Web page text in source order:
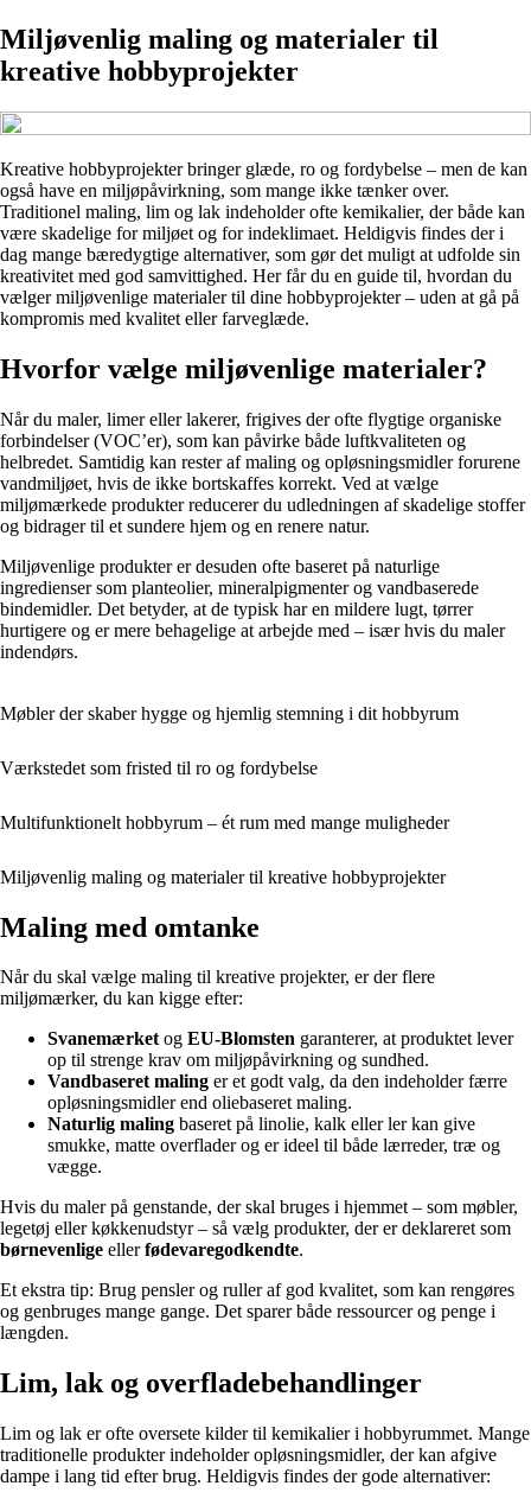
Miljøvenlig maling og materialer til
kreative hobbyprojekter
Kreative hobbyprojekter bringer glæde, ro og fordybelse – men de kan
også have en miljøpåvirkning, som mange ikke tænker over.
Traditionel maling, lim og lak indeholder ofte kemikalier, der både kan
være skadelige for miljøet og for indeklimaet. Heldigvis findes der i
dag mange bæredygtige alternativer, som gør det muligt at udfolde sin
kreativitet med god samvittighed. Her får du en guide til, hvordan du
vælger miljøvenlige materialer til dine hobbyprojekter – uden at gå på
kompromis med kvalitet eller farveglæde.
Hvorfor vælge miljøvenlige materialer?
Når du maler, limer eller lakerer, frigives der ofte flygtige organiske
forbindelser (VOC’er), som kan påvirke både luftkvaliteten og
helbredet. Samtidig kan rester af maling og opløsningsmidler forurene
vandmiljøet, hvis de ikke bortskaffes korrekt. Ved at vælge
miljømærkede produkter reducerer du udledningen af skadelige stoffer
og bidrager til et sundere hjem og en renere natur.
Miljøvenlige produkter er desuden ofte baseret på naturlige
ingredienser som planteolier, mineralpigmenter og vandbaserede
bindemidler. Det betyder, at de typisk har en mildere lugt, tørrer
hurtigere og er mere behagelige at arbejde med – især hvis du maler
indendørs.
Møbler der skaber hygge og hjemlig stemning i dit hobbyrum
Værkstedet som fristed til ro og fordybelse
Multifunktionelt hobbyrum – ét rum med mange muligheder
Miljøvenlig maling og materialer til kreative hobbyprojekter
Maling med omtanke
Når du skal vælge maling til kreative projekter, er der flere
miljømærker, du kan kigge efter:
Svanemærketog EU-Blomsten garanterer, at produktet lever
op til strenge krav om miljøpåvirkning og sundhed.
Vandbaseret maling er et godt valg, da den indeholder færre
opløsningsmidler end oliebaseret maling.
Naturlig maling baseret på linolie, kalk eller ler kan give
smukke, matte overflader og er ideel til både lærreder, træ og
vægge.
Hvis du maler på genstande, der skal bruges i hjemmet – som møbler,
legetøj eller køkkenudstyr – så vælg produkter, der er deklareret som
børnevenlige ellerfødevaregodkendte.
Et ekstra tip: Brug pensler og ruller af god kvalitet, som kan rengøres
og genbruges mange gange. Det sparer både ressourcer og penge i
længden.
Lim, lak og overfladebehandlinger
Lim og lak er ofte oversete kilder til kemikalier i hobbyrummet. Mange
traditionelle produkter indeholder opløsningsmidler, der kan afgive
dampe i lang tid efter brug. Heldigvis findes der gode alternativer: